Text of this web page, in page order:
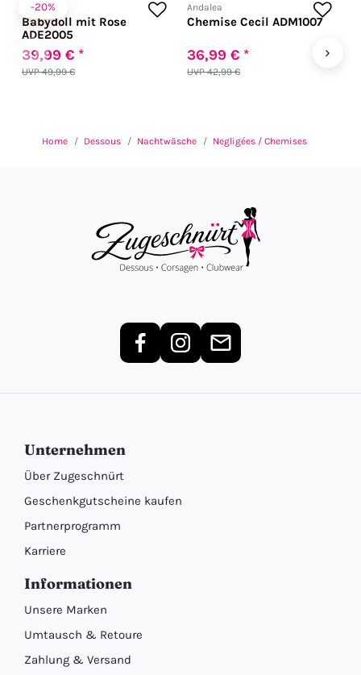
‹
-20%
Andalea
Babydoll mit Rose
ADE2005
UVP 49,99 €
39,99 € *
Andalea
Chemise Cecil ADM1007
UVP 42,99 €
36,99 € * ›
Home Dessous Nachtwäsche Negligées / Chemises
Unternehmen
Über Zugeschnürt
Geschenkgutscheine kaufen
Partnerprogramm
Karriere
Informationen
Unsere Marken
Umtausch & Retoure
Zahlung & Versand